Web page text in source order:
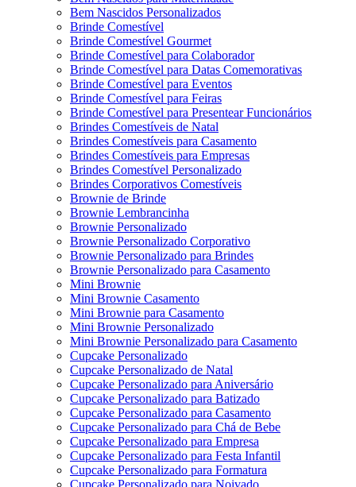
Bem Nascidos Personalizados
Brinde Comestível
Brinde Comestível Gourmet
Brinde Comestível para Colaborador
Brinde Comestível para Datas Comemorativas
Brinde Comestível para Eventos
Brinde Comestível para Feiras
Brinde Comestível para Presentear Funcionários
Brindes Comestíveis de Natal
Brindes Comestíveis para Casamento
Brindes Comestíveis para Empresas
Brindes Comestível Personalizado
Brindes Corporativos Comestíveis
Brownie de Brinde
Brownie Lembrancinha
Brownie Personalizado
Brownie Personalizado Corporativo
Brownie Personalizado para Brindes
Brownie Personalizado para Casamento
Mini Brownie
Mini Brownie Casamento
Mini Brownie para Casamento
Mini Brownie Personalizado
Mini Brownie Personalizado para Casamento
Cupcake Personalizado
Cupcake Personalizado de Natal
Cupcake Personalizado para Aniversário
Cupcake Personalizado para Batizado
Cupcake Personalizado para Casamento
Cupcake Personalizado para Chá de Bebe
Cupcake Personalizado para Empresa
Cupcake Personalizado para Festa Infantil
Cupcake Personalizado para Formatura
Cupcake Personalizado para Noivado